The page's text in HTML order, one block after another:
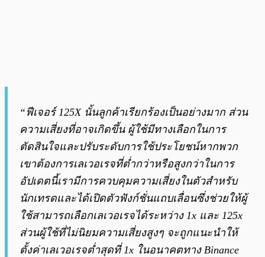
“ฟีเจอร์ 125X นั้นลูกค้าเรียกร้องเป็นอย่างมาก ส่วน
ความเสี่ยงที่อาจเกิดขึ้น ผู้ใช้มีทางเลือกในการ
ตัดสินใจและปรับระดับการใช้ประโยชน์หากพวก
เขาต้องการเลเวอเรจที่ต่ำกว่าหรือสูงกว่าในการ
อัปเดตนี้เรามีการควบคุมความเสี่ยงในตัวสำหรับ
นักเทรดและได้เปิดตัวฟังก์ชั่นแถบเลื่อนซึ่งช่วยให้ผู้
ใช้สามารถเลือกเลเวอเรจได้ระหว่าง 1x และ 125x
ส่วนผู้ใช้ที่ไม่นิยมความเสี่ยงสูงๆ จะถูกแนะนำให้
ตั้งค่าเลเวอเรจต่ำสุดที่ 1x ในอนาคตทาง Binance